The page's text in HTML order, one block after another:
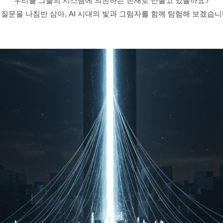
문을 나침반 삼아, AI 시대의 빛과 그림자를 함께 탐험해 보겠습